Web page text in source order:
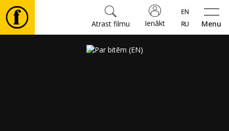
Menu
Ienākt
Atrast filmu